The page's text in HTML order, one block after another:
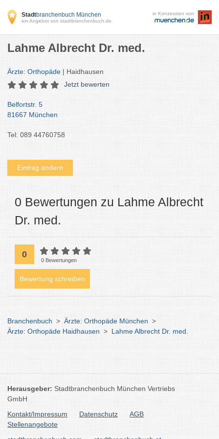
Stadtbranchenbuch München
ein Angebot von stadtbranchenbuch.de
in Konzession von
Lahme Albrecht Dr. med.
Ärzte: Orthopäde | Haidhausen
Jetzt bewerten
Belfortstr. 5
81667 München
Tel: 089 44760758
Eintrag ändern
0 Bewertungen zu Lahme Albrecht
Dr. med.
0
0 Bewertungen
Bewertung schreiben
Branchenbuch > Ärzte: Orthopäde München >
Ärzte: Orthopäde Haidhausen > Lahme Albrecht Dr. med.
Herausgeber: Stadtbranchenbuch München Vertriebs
GmbH
Kontakt/Impressum
Datenschutz
AGB
Stellenangebote